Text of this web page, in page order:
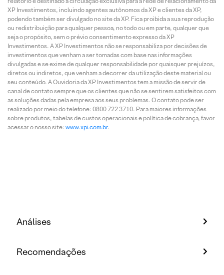
XP Investimentos, incluindo agentes autônomos da XP e clientes da XP,
podendo também ser divulgado no site da XP. Fica proibida a sua reprodução
ou redistribuição para qualquer pessoa, no todo ou em parte, qualquer que
seja o propósito, sem o prévio consentimento expresso da XP
Investimentos. A XP Investimentos não se responsabiliza por decisões de
investimentos que venham a ser tomadas com base nas informações
divulgadas e se exime de qualquer responsabilidade por quaisquer prejuízos,
diretos ou indiretos, que venham a decorrer da utilização deste material ou
seu conteúdo. A Ouvidoria da XP Investimentos tem a missão de servir de
canal de contato sempre que os clientes que não se sentirem satisfeitos com
as soluções dadas pela empresa aos seus problemas. O contato pode ser
realizado por meio do telefone: 0800 722 3710. Para maiores informações
sobre produtos, tabelas de custos operacionais e política de cobrança, favor
acessar o nosso site: www.xpi.com.br.
Análises
Recomendações